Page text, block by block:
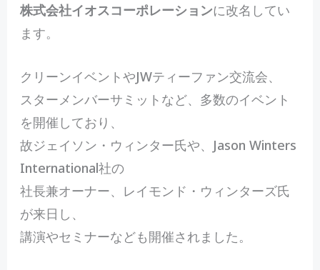
株式会社イオスコーポレーションに改名してい
ます。
クリーンイベントやJWティーファン交流会、
スターメンバーサミットなど、多数のイベント
を開催しており、
故ジェイソン・ウィンター氏や、Jason Winters
International社の
社長兼オーナー、レイモンド・ウィンターズ氏
が来日し、
講演やセミナーなども開催されました。